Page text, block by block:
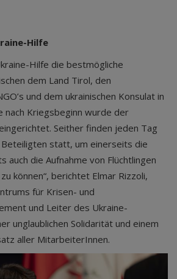
Hilfe
Hilfe die bestmögliche
dem Land Tirol, den
und dem ukrainischen Konsulat in
nach Kriegsbeginn wurde der
Seither finden jeden Tag
Beteiligten statt, um einerseits die
auch die Aufnahme von Flüchtlingen
können“, berichtet Elmar Rizzoli,
für Krisen- und
und Leiter des Ukraine-
unglaublichen Solidarität und einem
aller MitarbeiterInnen.